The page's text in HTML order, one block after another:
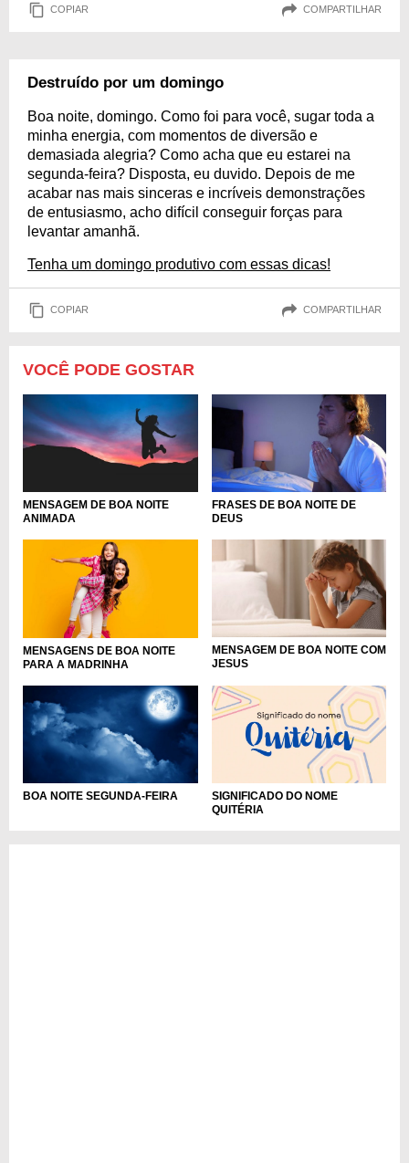
COPIAR COMPARTILHAR
Destruído por um domingo
Boa noite, domingo. Como foi para você, sugar toda a
minha energia, com momentos de diversão e
demasiada alegria? Como acha que eu estarei na
segunda-feira? Disposta, eu duvido. Depois de me
acabar nas mais sinceras e incríveis demonstrações
de entusiasmo, acho difícil conseguir forças para
levantar amanhã.
Tenha um domingo produtivo com essas dicas!
COPIAR COMPARTILHAR
VOCÊ PODE GOSTAR
MENSAGEM DE BOA NOITE
ANIMADA
FRASES DE BOA NOITE DE
DEUS
MENSAGENS DE BOA NOITE
PARA A MADRINHA
MENSAGEM DE BOA NOITE COM
JESUS
BOA NOITE SEGUNDA-FEIRA
SIGNIFICADO DO NOME
QUITÉRIA